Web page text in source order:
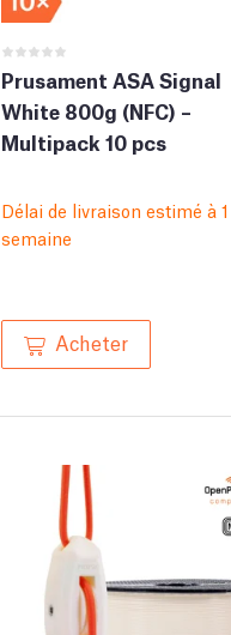
Prusament ASA Signal
White 800g (NFC) –
Multipack 10 pcs
Délai de livraison estimé à 1
semaine
Acheter